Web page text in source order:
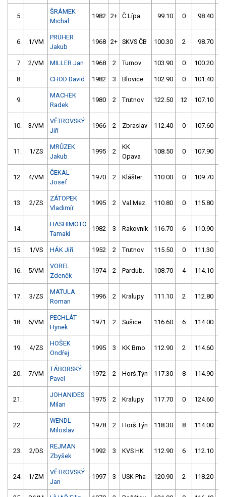
5.
ŠRÁMEK
Michal
1982 2+ Č.Lípa 99.10 0 98.40
6. 1/VM
PRÜHER
Jakub
1968 2+ SKVS ČB 100.30 2 98.70
7. 2/VM MILLER Jan 1968 2 Turnov 103.90 0 100.20
8. CHOD David 1982 3 Blovice 102.90 0 101.40
9.
MACHEK
Radek
1980 2 Trutnov 122.50 12 107.10
10. 3/VM
VĚTROVSKÝ
Jiří
1966 2 Zbraslav 112.40 0 107.60
11. 1/ZS
MRŮZEK
Jakub
1995 2
KK
Opava
108.50 0 107.90
12. 4/VM
ČEKAL
Josef
1970 2 Klášter. 110.00 0 109.70
13. 2/ZS
ZÁTOPEK
Vladimír
1995 2 Val.Mez. 110.80 0 115.80
14.
HASHIMOTO
Tamaki
1982 3 Rakovník 116.70 6 110.90
15. 1/VS HÁK Jiří 1952 2 Trutnov 115.50 0 111.30
16. 5/VM
VOREL
Zdeněk
1974 2 Pardub. 108.70 4 114.10
17. 3/ZS
MATULA
Roman
1996 2 Kralupy 111.10 2 112.80
18. 6/VM
PECHLÁT
Hynek
1971 2 Sušice 116.60 6 114.00
19. 4/ZS
HOŠEK
Ondřej
1995 3 KK Brno 112.90 2 114.60
20. 7/VM
TÁBORSKÝ
Pavel
1972 2 Horš.Týn 117.30 8 114.90
21.
JOHANIDES
Milan
1975 2 Kralupy 117.70 0 124.60
22.
WENDL
Miloslav
1978 2 Horš.Týn 118.30 8 114.00
23. 2/DS
REJMAN
Zbyšek
1992 3 KVS HK 112.90 6 112.10
24. 1/ZM
VĚTROVSKÝ
Jan
1997 3 USK Pha 120.90 2 118.20